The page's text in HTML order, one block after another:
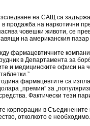
на САЩ са
продажба на наркотични
човешки животи, се
на американския
фармацевтичните
в Департамента за
и медицинските офиси на
фармацевтите са
„премии” за
Фактически тези
в Съединените
отколкото е